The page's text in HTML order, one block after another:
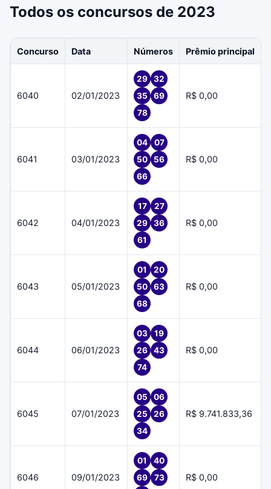
Todos os concursos de 2023
Concurso Data Números Prêmio principal
6040 02/01/2023
29
32
35
69
78
R$ 0,00
6041 03/01/2023
04
07
50
56
66
R$ 0,00
6042 04/01/2023
17
27
29
36
61
R$ 0,00
6043 05/01/2023
01
20
50
63
68
R$ 0,00
6044 06/01/2023
03
19
26
43
74
R$ 0,00
6045 07/01/2023
05
06
25
26
34
R$ 9.741.833,36
6046 09/01/2023
01
40
69
73
R$ 0,00